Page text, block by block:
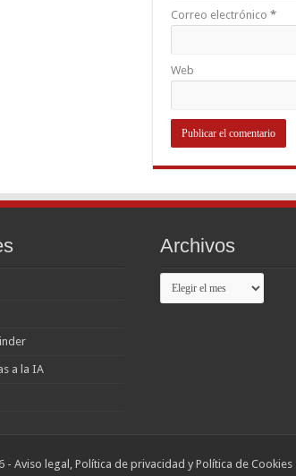
Correo electrónico *
Web
a la IA
Archivos
Archivos
- Aviso legal, Política de privacidad y Política de Cookies